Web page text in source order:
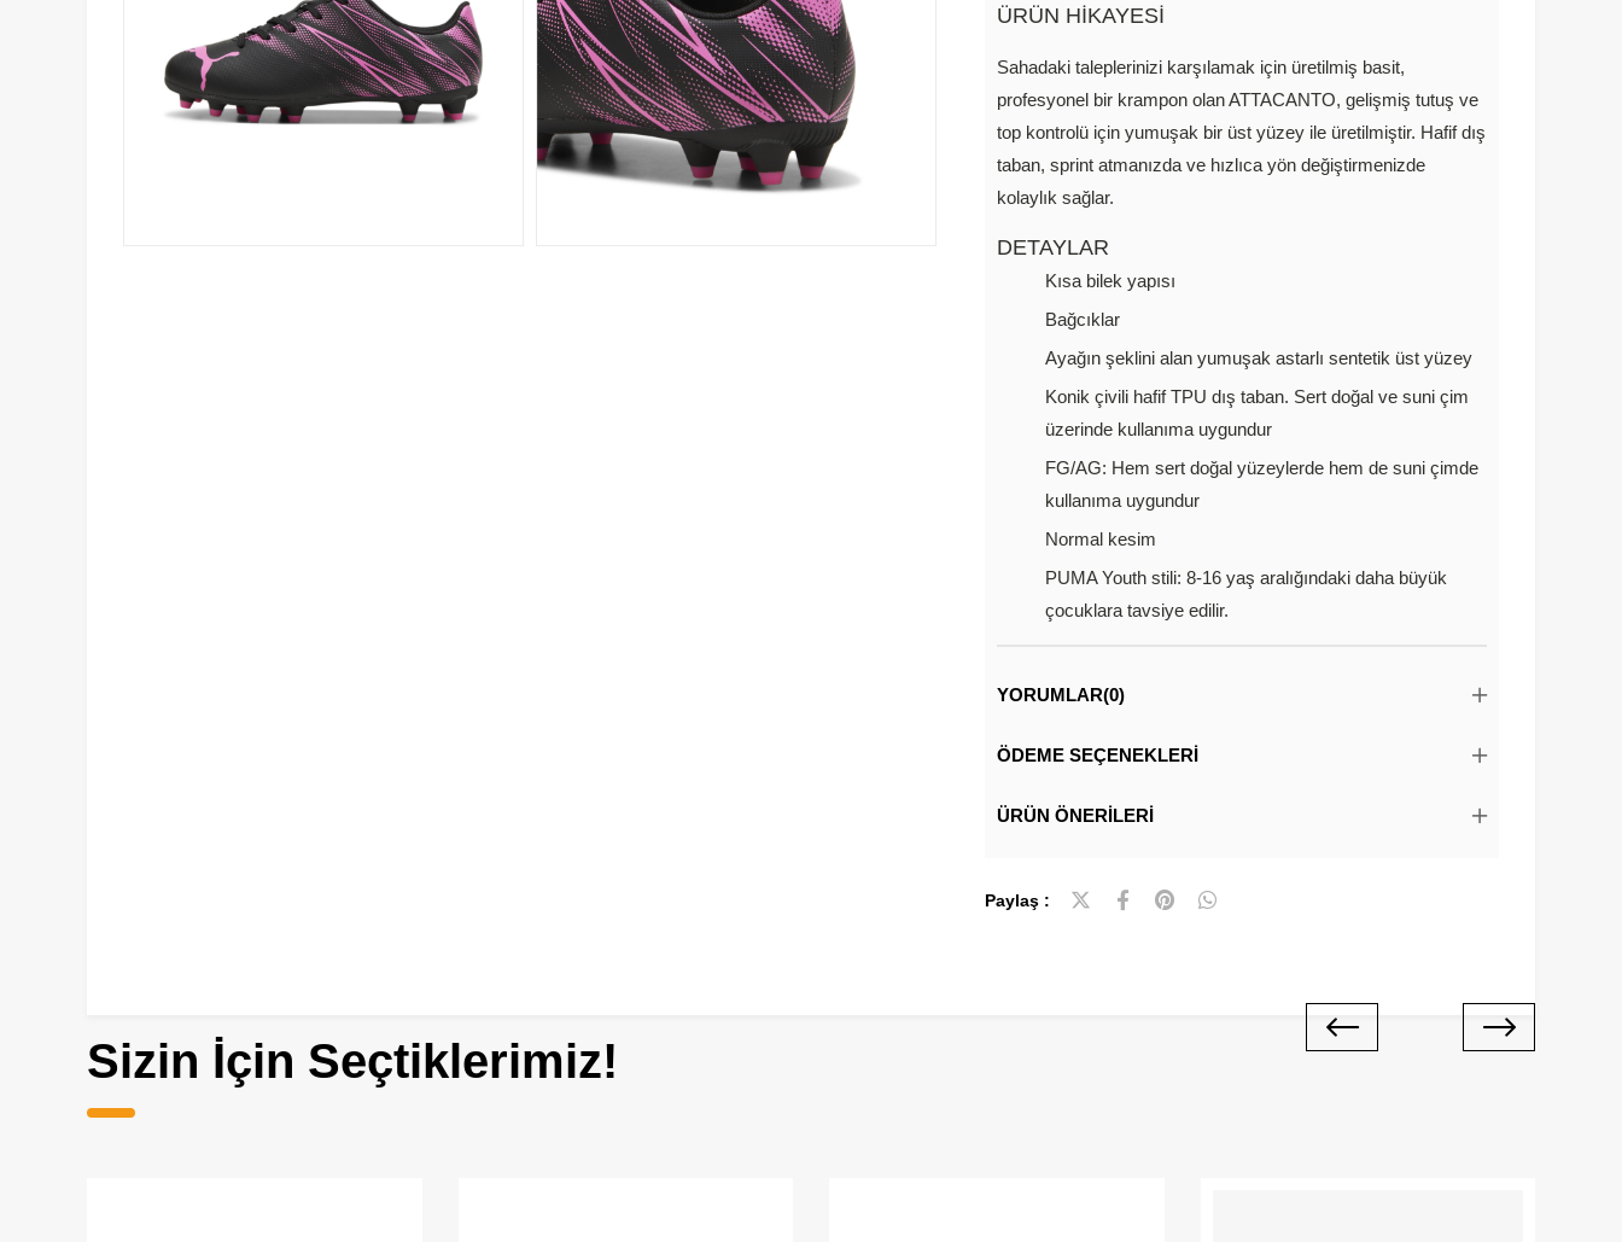
ÜRÜN HİKAYESİ
Sahadaki taleplerinizi karşılamak için üretilmiş basit,
profesyonel bir krampon olan ATTACANTO, gelişmiş tutuş ve
top kontrolü için yumuşak bir üst yüzey ile üretilmiştir. Hafif dış
taban, sprint atmanızda ve hızlıca yön değiştirmenizde
kolaylık sağlar.
DETAYLAR
Kısa bilek yapısı
Bağcıklar
Ayağın şeklini alan yumuşak astarlı sentetik üst yüzey
Konik çivili hafif TPU dış taban. Sert doğal ve suni çim
üzerinde kullanıma uygundur
FG/AG: Hem sert doğal yüzeylerde hem de suni çimde
kullanıma uygundur
Normal kesim
PUMA Youth stili: 8-16 yaş aralığındaki daha büyük
çocuklara tavsiye edilir.
YORUMLAR(0)
ÖDEME SEÇENEKLERI
ÜRÜN ÖNERILERI
Paylaş :
Sizin İçin Seçtiklerimiz!